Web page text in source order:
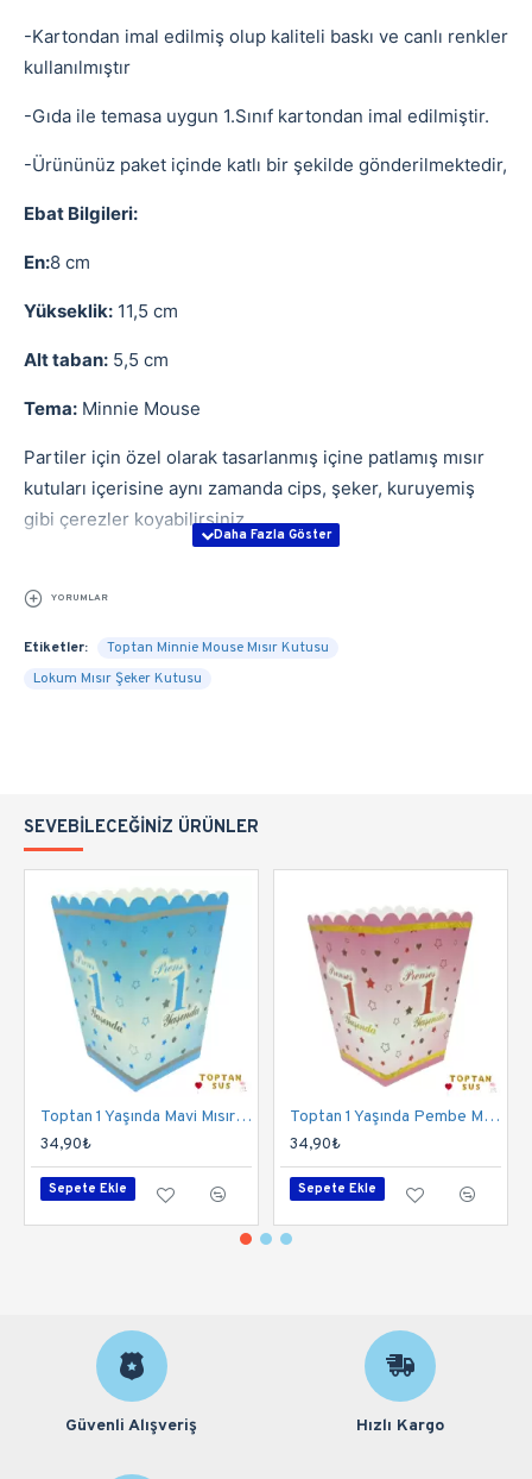
-Kartondan imal edilmiş olup kaliteli baskı ve canlı renkler
kullanılmıştır
-Gıda ile temasa uygun 1.Sınıf kartondan imal edilmiştir.
-Ürününüz paket içinde katlı bir şekilde gönderilmektedir,
Ebat Bilgileri:
En:8 cm
Yükseklik: 11,5 cm
Alt taban: 5,5 cm
Tema: Minnie Mouse
Partiler için özel olarak tasarlanmış içine patlamış mısır
kutuları içerisine aynı zamanda cips, şeker, kuruyemiş
gibi çerezler koyabilirsiniz.
YORUMLAR
Etiketler:
Toptan Minnie Mouse Mısır Kutusu
Lokum Mısır Şeker Kutusu
SEVEBILECEĞINIZ ÜRÜNLER
Toptan 1 Yaşında Mavi Mısır Kutusu
34,90₺
Sepete Ekle
Toptan 1 Yaşında Pembe Mısır Kutusu
34,90₺
Sepete Ekle
Güvenli Alışveriş Hızlı Kargo